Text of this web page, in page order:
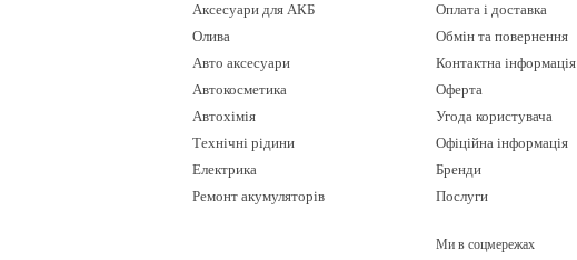
Аксесуари для АКБ
Олива
Авто аксесуари
Автокосметика
Автохімія
Технічні рідини
Електрика
Ремонт акумуляторів
Оплата і доставка
Обмін та повернення
Контактна інформація
Оферта
Угода користувача
Офіційна інформація
Бренди
Послуги
Ми в соцмережах